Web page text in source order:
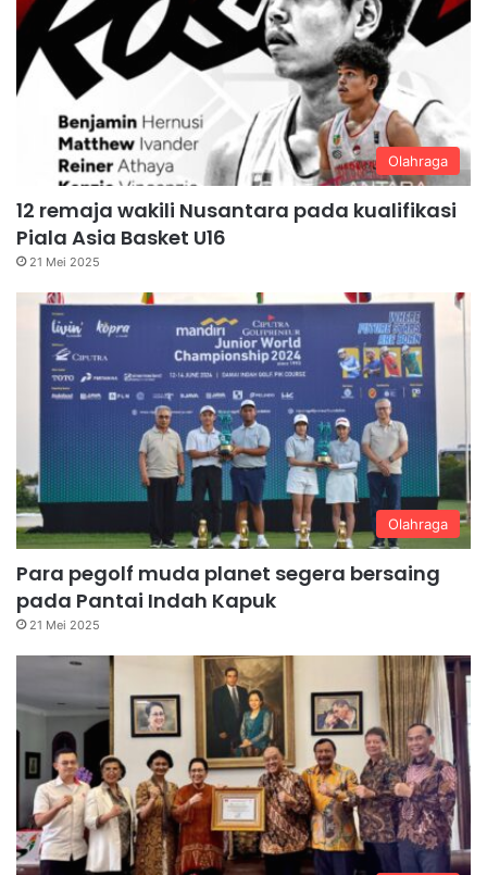
Olahraga
12 remaja wakili Nusantara pada kualifikasi
Piala Asia Basket U16
21 Mei 2025
Olahraga
Para pegolf muda planet segera bersaing
pada Pantai Indah Kapuk
21 Mei 2025